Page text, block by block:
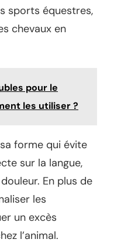
sports équestres,
chevaux en
pour le
les utiliser ?
forme qui évite
sur la langue,
En plus de
les
un excès
l’animal.